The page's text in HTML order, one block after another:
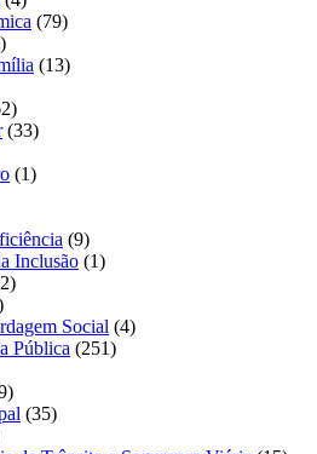
(79)
(13)
(33)
(1)
(9)
Inclusão (1)
Social (4)
Pública (251)
(35)